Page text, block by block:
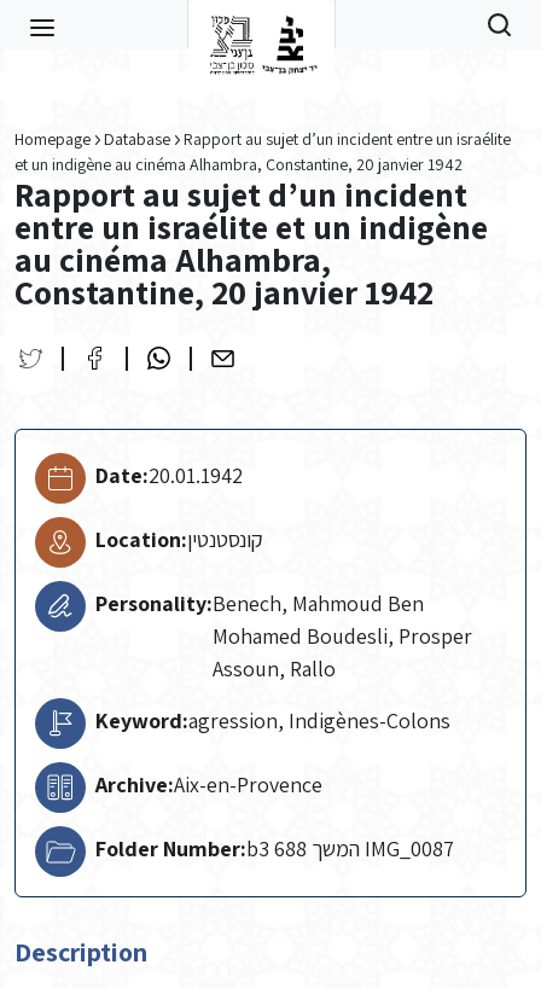
Homepage Database
Rapport au sujet d’un incident entre un israélite
et un indigène au cinéma Alhambra, Constantine, 20 janvier 1942
Rapport au sujet d’un incident
entre un israélite et un indigène
au cinéma Alhambra,
Constantine, 20 janvier 1942
Date:20.01.1942
Location:קונסטנטין
Personality:Benech, Mahmoud Ben
Mohamed Boudesli, Prosper
Assoun, Rallo
Keyword:agression, Indigènes-Colons
Archive:Aix-en-Provence
Folder Number: b3 688 המשך IMG_0087
Description